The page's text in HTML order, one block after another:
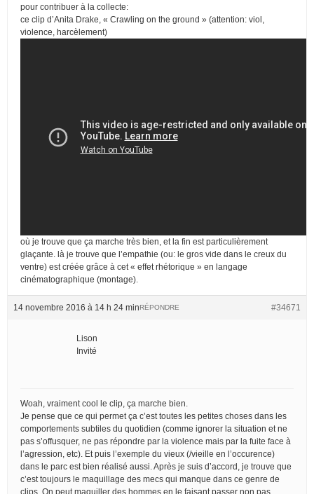
pour contribuer à la collecte:
ce clip d’Anita Drake, « Crawling on the ground » (attention: viol,
violence, harcèlement)
où je trouve que ça marche très bien, et la fin est particulièrement
glaçante. là je trouve que l’empathie (ou: le gros vide dans le creux du
ventre) est créée grâce à cet « effet rhétorique » en langage
cinématographique (montage).
14 novembre 2016 à 14 h 24 min #34671
RÉPONDRE
Lison
Invité
Woah, vraiment cool le clip, ça marche bien.
Je pense que ce qui permet ça c’est toutes les petites choses dans les
comportements subtiles du quotidien (comme ignorer la situation et ne
pas s’offusquer, ne pas répondre par la violence mais par la fuite face à
l’agression, etc). Et puis l’exemple du vieux (/vieille en l’occurence)
dans le parc est bien réalisé aussi. Après je suis d’accord, je trouve que
c’est toujours le maquillage des mecs qui manque dans ce genre de
clips. On peut maquiller des hommes en le faisant passer non pas